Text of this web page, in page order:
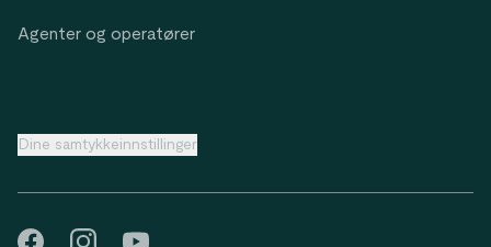
Agenter og operatører
Dine samtykkeinnstillinger